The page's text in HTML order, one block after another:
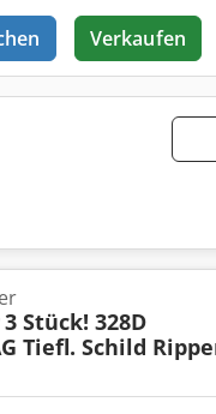
Verkaufen
3 Stück! 328D
Tiefl. Schild